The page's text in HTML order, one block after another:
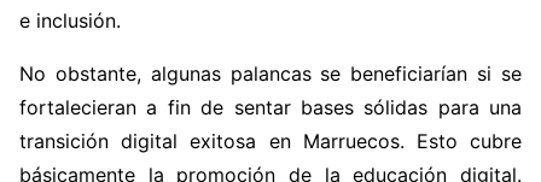
e inclusión.
No obstante, algunas palancas se beneficiarían si se
fortalecieran a fin de sentar bases sólidas para una
transición digital exitosa en Marruecos. Esto cubre
básicamente la promoción de la educación digital.